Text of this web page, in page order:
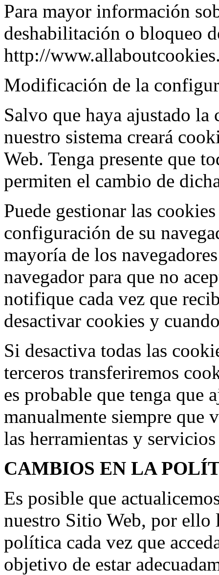
Para mayor información
deshabilitación o bloqueo
http://
Modificación de la
Salvo que haya ajustado
nuestro sistema creará
Web. Tenga presente que
permiten el cambio de
Puede gestionar las
configuración de su
mayoría de los
navegador para que no
notifique cada vez que
desactivar cookies y
Si desactiva todas las
terceros transferiremos
es probable que tenga que
manualmente siempre que
las herramientas y
CAMBIOS EN LA
Es posible que
nuestro Sitio Web, por ello
política cada vez que
objetivo de estar